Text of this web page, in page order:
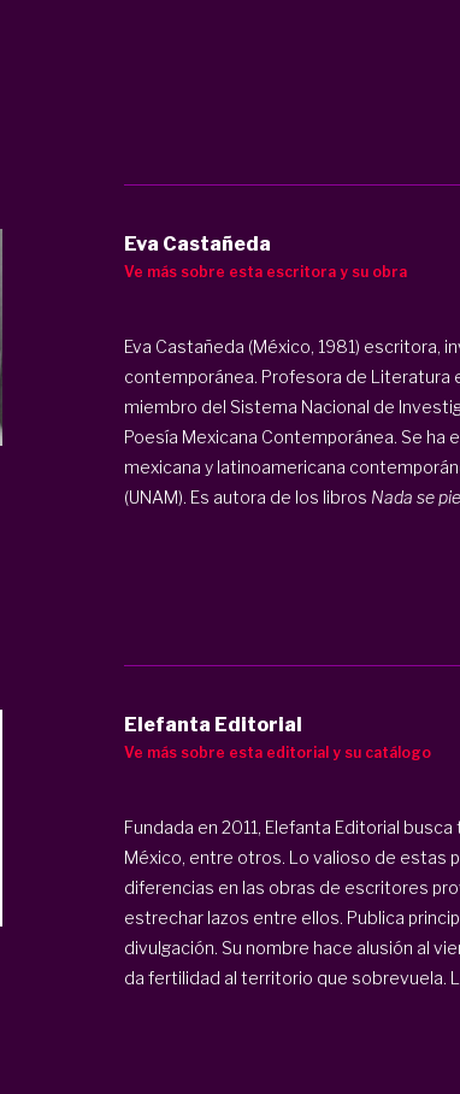
Eva Castañeda
Ve más sobre esta escritora y su obra
Eva Castañeda (México, 1981) escritora,
contemporánea. Profesora de Literatura
miembro del Sistema Nacional de
Poesía Mexicana Contemporánea. Se
mexicana y latinoamericana
(UNAM). Es autora de los libros Nada se
Elefanta Editorial
Ve más sobre esta editorial y su catálogo
Fundada en 2011, Elefanta Editorial
México, entre otros. Lo valioso de estas
diferencias en las obras de escritores
estrechar lazos entre ellos. Publica
divulgación. Su nombre hace alusión al
da fertilidad al territorio que sobrevuela.